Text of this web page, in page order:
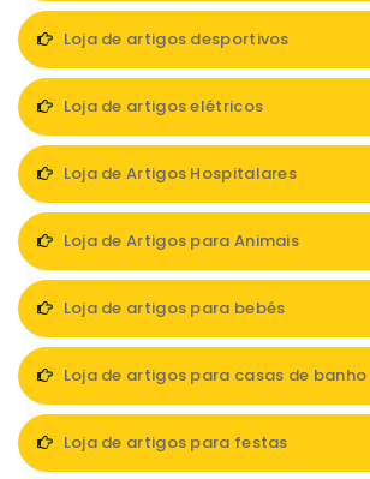
Loja de artigos desportivos
Loja de artigos elétricos
Loja de Artigos Hospitalares
Loja de Artigos para Animais
Loja de artigos para bebés
Loja de artigos para casas de banho
Loja de artigos para festas